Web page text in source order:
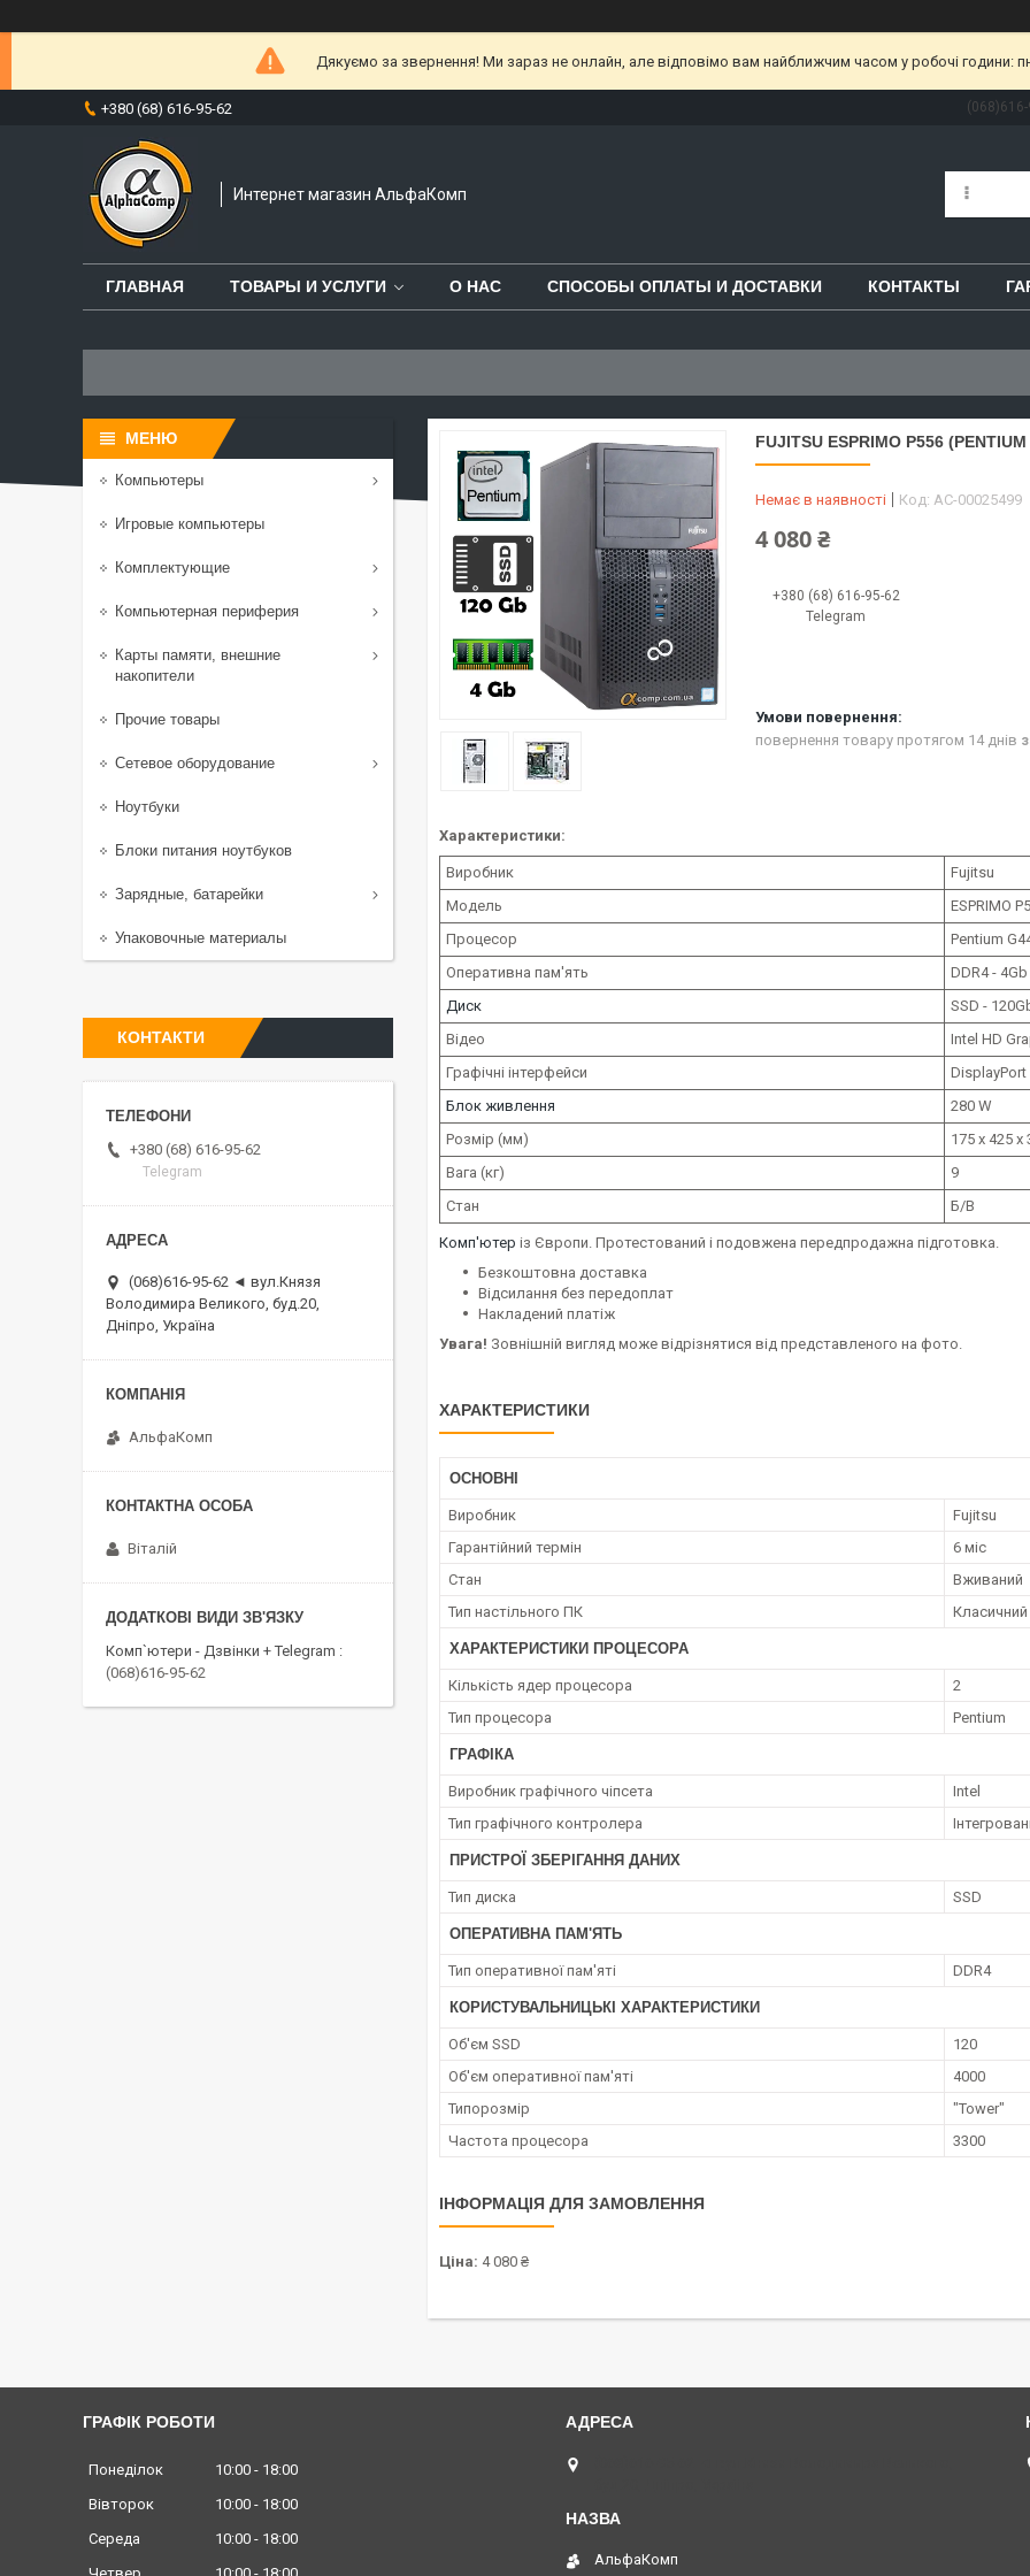
Дякуємо за звернення! Ми зараз не онлайн, але відповімо вам найближчим часом у робочі години:
+380 (68) 616-95-62
Интернет магазин АльфаКомп
ГЛАВНАЯ ТОВАРЫ И УСЛУГИ О НАС СПОСОБЫ ОПЛАТЫ И ДОСТАВКИ КОНТАКТЫ
FUJITSU ESPRIMO P556
Немає в наявності Код: AC-00025499
4 080 ₴
+380 (68) 616-95-62
Telegram
повернення товару протягом 14 днів
Характеристики:
Виробник
Fujitsu
Модель
ESPRIMO
Процесор
Pentium
Оперативна пам'ять
DDR4 -
Диск
SSD -
Відео
Intel HD
Графічні інтерфейси
DisplayPort
Блок живлення
280 W
Розмір (мм)
175 x 425 x
Вага (кг)
9
Стан
Б/В
Комп'ютер із Європи. Протестований і подовжена передпродажна підготовка.
Безкоштовна доставка
Відсилання без передоплат
Накладений платіж
Увага! Зовнішній вигляд може відрізнятися від представленого на фото.
ХАРАКТЕРИСТИКИ
ОСНОВНІ
Виробник
Fujitsu
Гарантійний термін
6 міс
Стан
Вживаний
Тип настільного ПК
ХАРАКТЕРИСТИКИ ПРОЦЕСОРА
Кількість ядер процесора
2
Тип процесора
Pentium
ГРАФІКА
Виробник графічного чіпсета
Intel
Тип графічного контролера
ПРИСТРОЇ ЗБЕРІГАННЯ ДАНИХ
Тип диска SSD
ОПЕРАТИВНА ПАМ'ЯТЬ
Тип оперативної пам'яті DDR4
КОРИСТУВАЛЬНИЦЬКІ ХАРАКТЕРИСТИКИ
Об'єм SSD
120
Об'єм оперативної пам'яті
4000
Типорозмір
"Tower"
Частота процесора
3300
ІНФОРМАЦІЯ ДЛЯ ЗАМОВЛЕННЯ
Ціна: 4 080 ₴
Компьютеры
Игровые компьютеры
Комплектующие
Компьютерная периферия
Карты памяти, внешние
накопители
Прочие товары
Сетевое оборудование
Ноутбуки
Блоки питания ноутбуков
Зарядные, батарейки
Упаковочные материалы
КОНТАКТИ
+380 (68) 616-95-62
Telegram
(068)616-95-62 ◄ вул.Князя
Володимира Великого, буд.20,
Дніпро, Україна
АльфаКомп
Віталій
Комп`ютери - Дзвінки + Telegram
(068)616-95-62
ГРАФІК РОБОТИ
Понеділок 10:00
18:00
Вівторок
10:00
18:00
Середа
10:00
18:00
АльфаКомп